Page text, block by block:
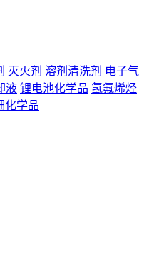
灭火剂 溶剂清洗剂 电子气
液 锂电池化学品 氢氟烯烃
化学品